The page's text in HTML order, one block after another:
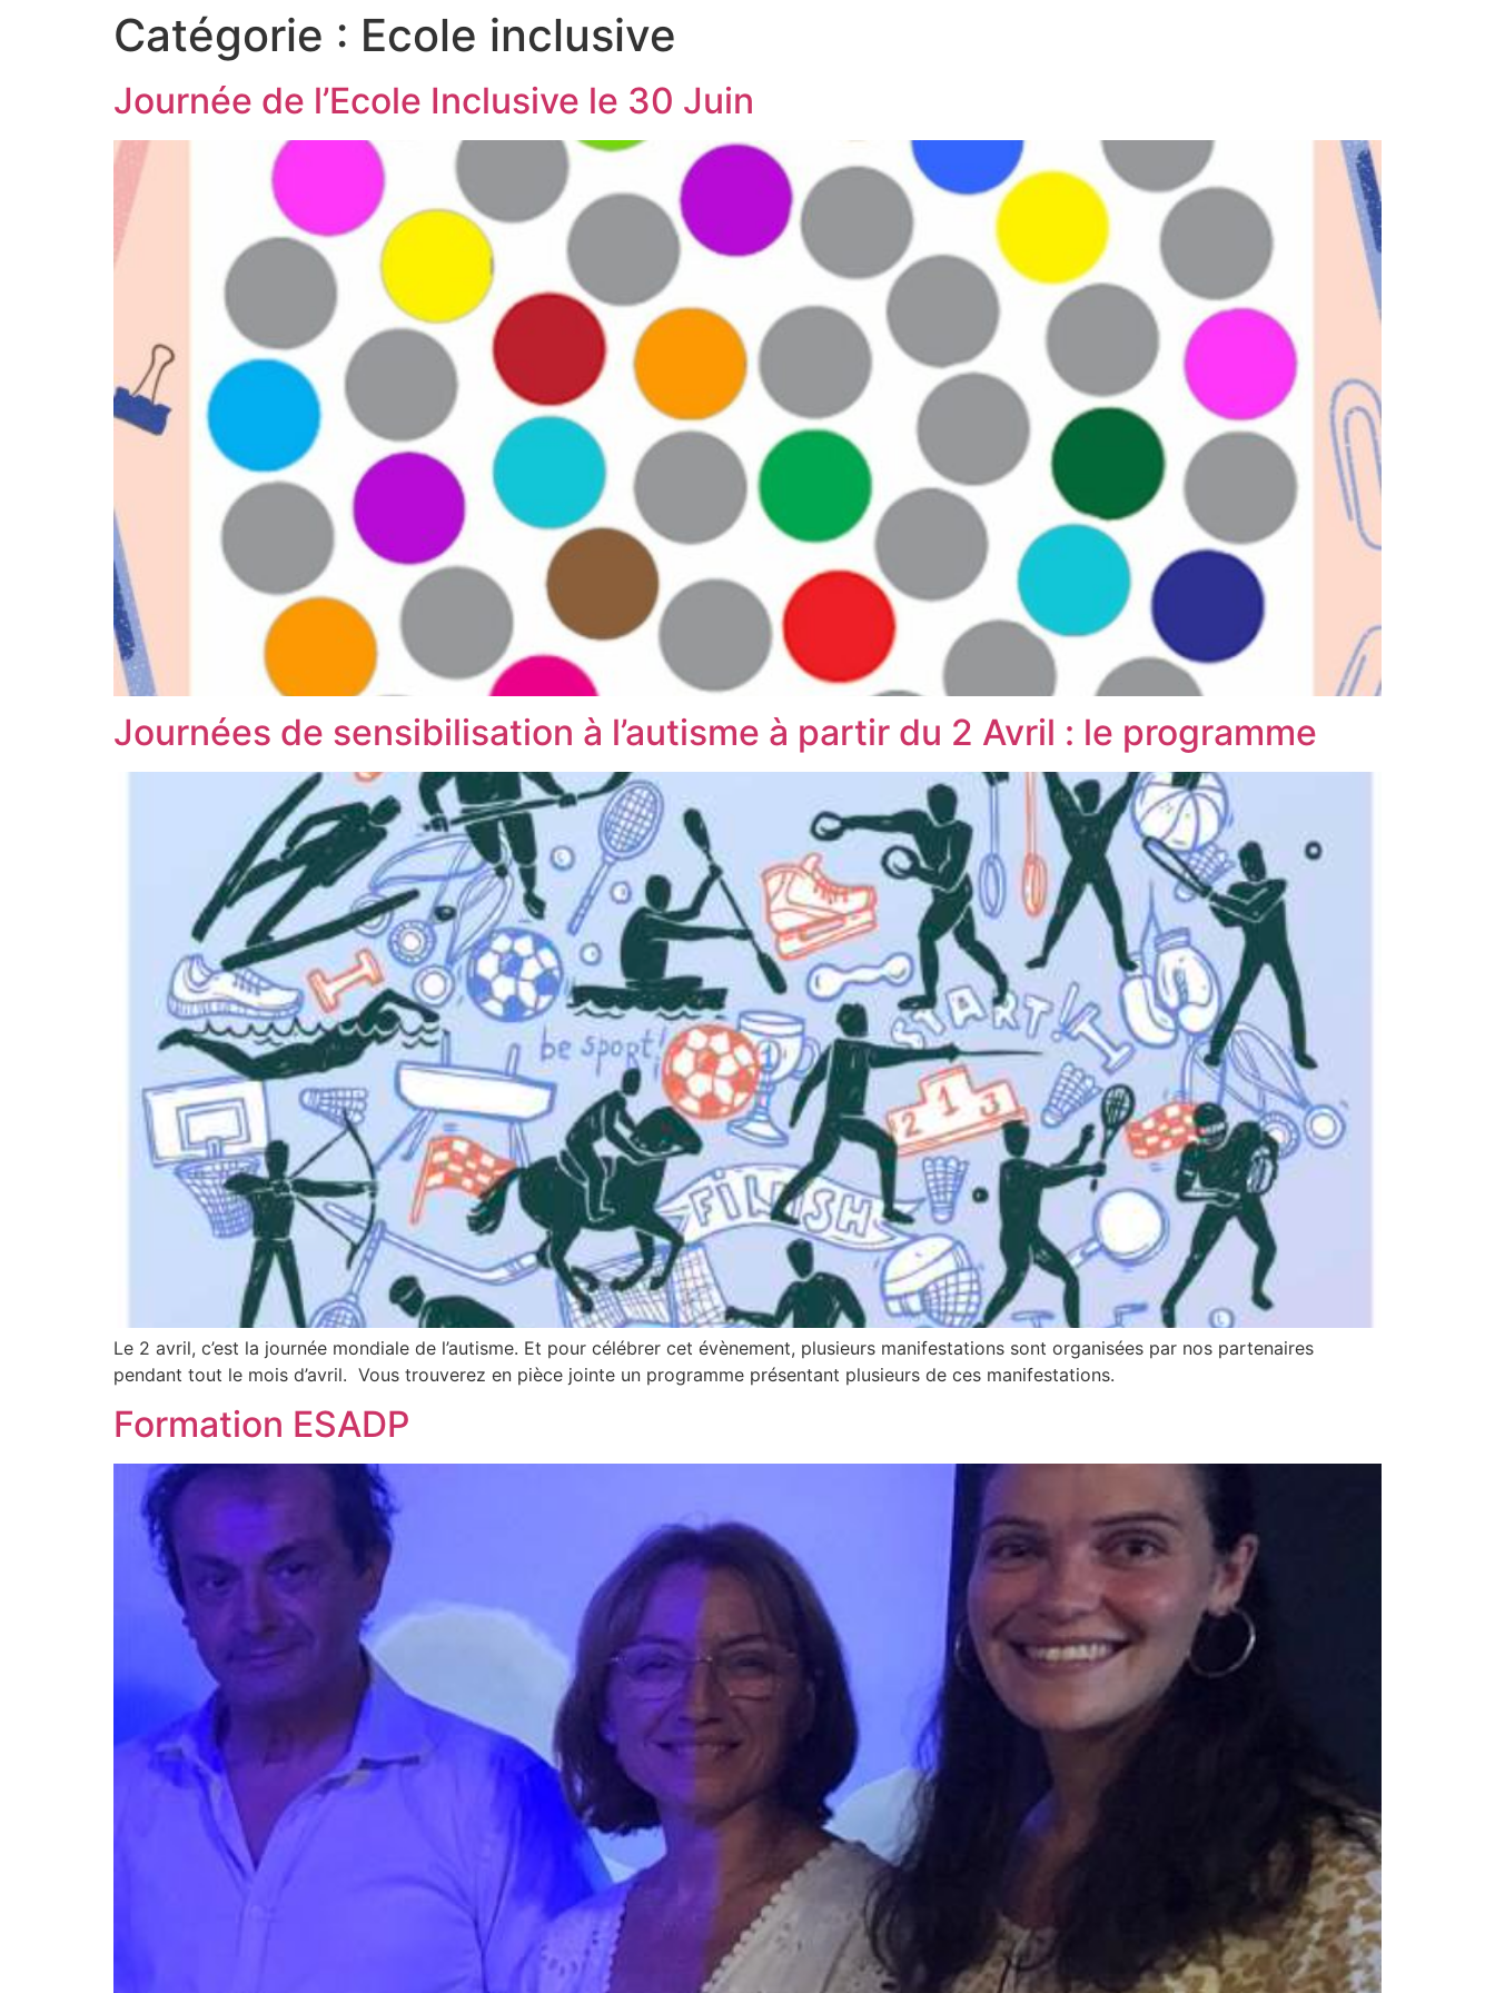
Catégorie : Ecole inclusive
Journée de l’Ecole Inclusive le 30 Juin
Journées de sensibilisation à l’autisme à partir du 2 Avril : le programme
Le 2 avril, c’est la journée mondiale de l’autisme. Et pour célébrer cet évènement, plusieurs manifestations sont organisées par nos partenaires
pendant tout le mois d’avril. Vous trouverez en pièce jointe un programme présentant plusieurs de ces manifestations.
Formation ESADP